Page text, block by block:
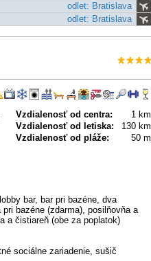
odlet: Bratislava
odlet: Bratislava
Vzdialenosť od centra:
1 km
Vzdialenosť od letiska:
130 km
Vzdialenosť od pláže:
50 m
bar, bar pri bazéne, dva
bazéne (zdarma), posilňovňa a
a čistiareň (obe za poplatok)
sociálne zariadenie, sušič